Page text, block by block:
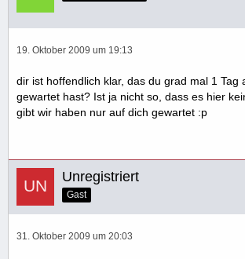
19. Oktober 2009 um 19:13
dir ist hoffendlich klar, das du grad mal 1 Tag
gewartet hast? Ist ja nicht so, dass es hier
gibt wir haben nur auf dich gewartet :p
Unregistriert
Gast
31. Oktober 2009 um 20:03